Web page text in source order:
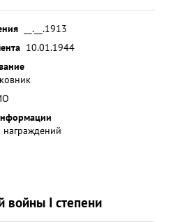
__.__.1913
10.01.1944
награждений
войны I степени